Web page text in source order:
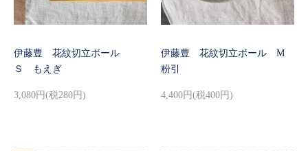
伊藤豊 花紋切立ボール
Ｓ もえぎ
3,080円(税280円)
伊藤豊 花紋切立ボール M
粉引
4,400円(税400円)